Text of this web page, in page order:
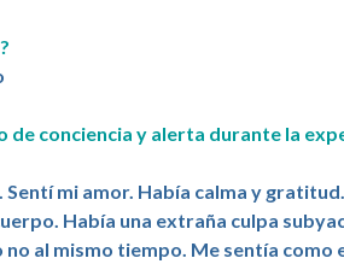
de conciencia y alerta durante la
mi amor. Había calma y
Había una extraña culpa
al mismo tiempo. Me sentía